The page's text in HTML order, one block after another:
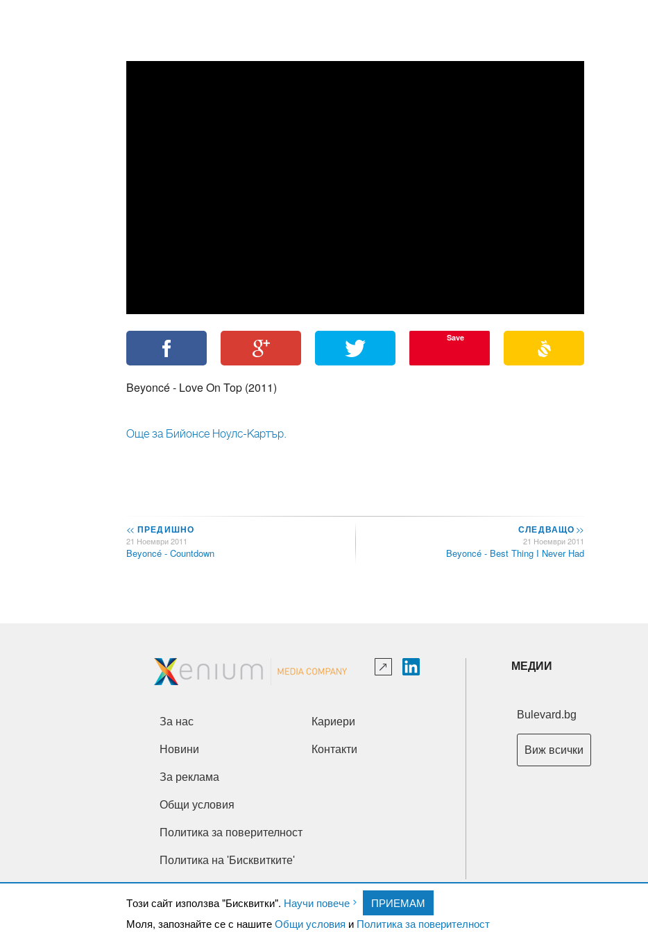
Save
Beyoncé - Love On Top (2011)
Още за Бийонсе Ноулс-Картър.
<< ПРЕДИШНО
21 Ноември 2011
Beyoncé - Countdown
СЛЕДВАЩО>>
21 Ноември 2011
Beyoncé - Best Thing I Never Had
Tози сайт използва "Бисквитки". Научи повече
ПРИЕМАМ
Моля, запознайте се с нашитеОбщи условия и Политика за поверителност
За нас Кариери
Новини Контакти
За реклама
Общи условия
Политика за поверителност
Политика на 'Бисквитките'
МЕДИИ
Bulevard.bg
Виж всички
Copyright © 2026 Ксениум ООД. Всички права запазени.
XeniumCompany.com